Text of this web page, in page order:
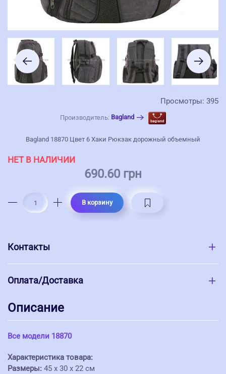
Просмотры: 395
Производитель: Bagland
Bagland 18870 Цвет 6 Хаки Рюкзак дорожный объемный
НЕТ В НАЛИЧИИ
690.60 грн
В корзину
Контакты
Оплата/Доставка
Описание
Все модели 18870
Характеристика товара:
Размеры: 45 x 30 x 22 см